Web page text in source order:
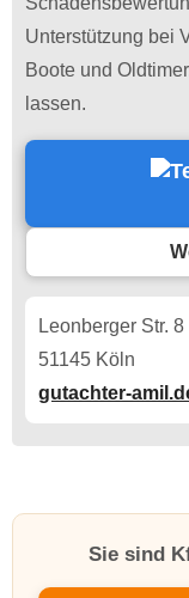
Unterstützung bei
Boote und
lassen.
Leonberger Str. 8
51145 Köln
gutachter-
Sie sind